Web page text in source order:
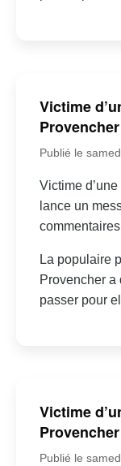
Victime
Publié le
Victime
lance un
La populaire
Provencher a
passer pour
Victime
Publié le